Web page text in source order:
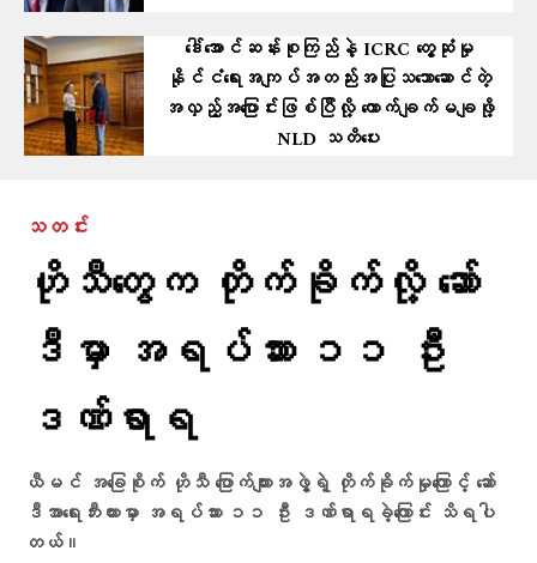
ဒေါ်အောင်ဆန်းစုကြည်နဲ့ ICRC တွေ့ဆုံမှု
နိုင်ငံရေးအကျပ်အတည်းအပြုသဘောဆောင်တဲ့
အလှည့်အပြောင်းဖြစ်ပြီလို့ ကောက်ချက်မချဖို့
NLD သတိပေး
သတင်း
ဟိုသီတွေက တိုက်ခိုက်လို့ ဆော်
ဒီမှာ အရပ်သား ၁၁ ဦး
ဒဏ်ရာရ
ယီမင် အခြေစိုက် ဟိုသီ ပြောက်ကျားအဖွဲ့ရဲ့ တိုက်ခိုက်မှုကြောင့် ဆော်
ဒီအာရေးဘီးယားမှာ အရပ်သား ၁၁ ဦး ဒဏ်ရာရခဲ့ကြောင်း သိရပါ
တယ်။